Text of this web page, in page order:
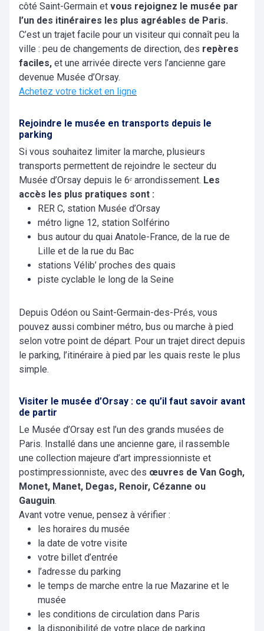
côté Saint-Germain et vous rejoignez le musée par
l’un des itinéraires les plus agréables de Paris.
C’est un trajet facile pour un visiteur qui connaît peu la
ville : peu de changements de direction, des repères
faciles, et une arrivée directe vers l’ancienne gare
devenue Musée d’Orsay.
Achetez votre ticket en ligne
Rejoindre le musée en transports depuis le
parking
Si vous souhaitez limiter la marche, plusieurs
transports permettent de rejoindre le secteur du
Musée d’Orsay depuis le 6ᵉ arrondissement. Les
accès les plus pratiques sont :
RER C, station Musée d’Orsay
métro ligne 12, station Solférino
bus autour du quai Anatole-France, de la rue de
Lille et de la rue du Bac
stations Vélib’ proches des quais
piste cyclable le long de la Seine
Depuis Odéon ou Saint-Germain-des-Prés, vous
pouvez aussi combiner métro, bus ou marche à pied
selon votre point de départ. Pour un trajet direct depuis
le parking, l’itinéraire à pied par les quais reste le plus
simple.
Visiter le musée d’Orsay : ce qu’il faut savoir avant
de partir
Le Musée d’Orsay est l’un des grands musées de
Paris. Installé dans une ancienne gare, il rassemble
une collection majeure d’art impressionniste et
postimpressionniste, avec des œuvres de Van Gogh,
Monet, Manet, Degas, Renoir, Cézanne ou
Gauguin.
Avant votre venue, pensez à vérifier :
les horaires du musée
la date de votre visite
votre billet d’entrée
l’adresse du parking
le temps de marche entre la rue Mazarine et le
musée
les conditions de circulation dans Paris
la disponibilité de votre place de parking